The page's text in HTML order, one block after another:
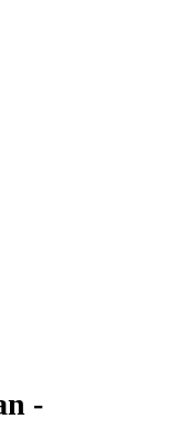
-